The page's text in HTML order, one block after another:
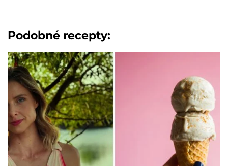
Podobné recepty: